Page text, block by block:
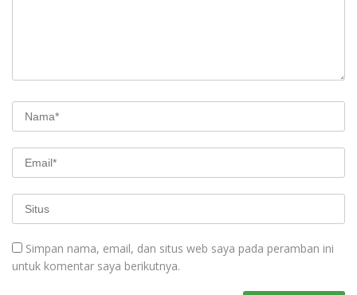
Simpan nama, email, dan situs web saya pada peramban ini
untuk komentar saya berikutnya.